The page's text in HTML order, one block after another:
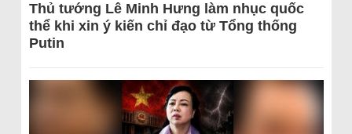
Thủ tướng Lê Minh Hưng làm nhục quốc
thể khi xin ý kiến chỉ đạo từ Tổng thống
Putin